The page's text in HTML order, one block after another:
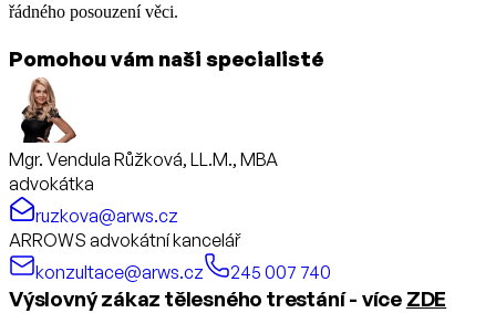
řádného posouzení věci.
Pomohou vám naši specialisté
Mgr. Vendula Růžková, LL.M., MBA
advokátka
ruzkova@arws.cz
ARROWS advokátní kancelář
konzultace@arws.cz
245 007 740
Výslovný zákaz tělesného trestání - více ZDE